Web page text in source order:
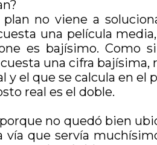
no viene a
una película
es bajísimo. Como
una cifra bajísima,
el que se calcula en el
real es el doble.
no quedó bien
que servía